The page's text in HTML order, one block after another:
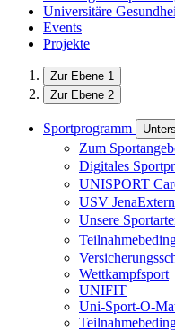
Universitäre
Events
Projekte
Zur Ebene 1
Zur Ebene 2
Sportprogramm
Zum
Digitales
UNISPORT
USV Jena
Unsere
Wettkampfsport
UNIFIT
Uni-Sport-O-